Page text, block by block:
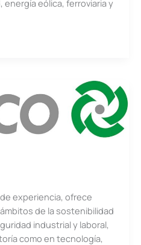
eólica, ferroviaria y
de experiencia, ofrece
de la sostenibilidad
industrial y laboral,
como en tecnología,